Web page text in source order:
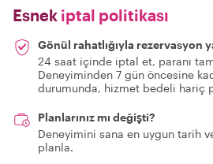
Esnek iptal politikası
Gönül rahatlığıyla rezervasyon
24 saat içinde iptal et, paranı
Deneyiminden 7 gün öncesine
durumunda, hizmet bedeli hariç
Planlarınız mı değişti?
Deneyimini sana en uygun tarih
planla.